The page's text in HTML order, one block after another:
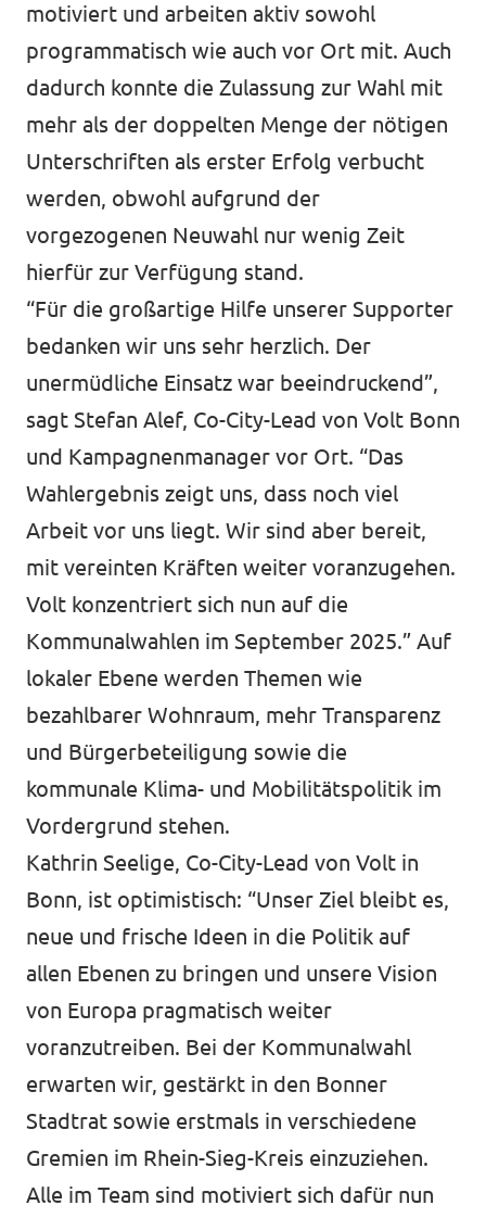
motiviert und arbeiten aktiv sowohl
programmatisch wie auch vor Ort mit. Auch
dadurch konnte die Zulassung zur Wahl mit
mehr als der doppelten Menge der nötigen
Unterschriften als erster Erfolg verbucht
werden, obwohl aufgrund der
vorgezogenen Neuwahl nur wenig Zeit
hierfür zur Verfügung stand.
“Für die großartige Hilfe unserer Supporter
bedanken wir uns sehr herzlich. Der
unermüdliche Einsatz war beeindruckend”,
sagt Stefan Alef, Co-City-Lead von Volt Bonn
und Kampagnenmanager vor Ort. “Das
Wahlergebnis zeigt uns, dass noch viel
Arbeit vor uns liegt. Wir sind aber bereit,
mit vereinten Kräften weiter voranzugehen.
Volt konzentriert sich nun auf die
Kommunalwahlen im September 2025.” Auf
lokaler Ebene werden Themen wie
bezahlbarer Wohnraum, mehr Transparenz
und Bürgerbeteiligung sowie die
kommunale Klima- und Mobilitätspolitik im
Vordergrund stehen.
Kathrin Seelige, Co-City-Lead von Volt in
Bonn, ist optimistisch: “Unser Ziel bleibt es,
neue und frische Ideen in die Politik auf
allen Ebenen zu bringen und unsere Vision
von Europa pragmatisch weiter
voranzutreiben. Bei der Kommunalwahl
erwarten wir, gestärkt in den Bonner
Stadtrat sowie erstmals in verschiedene
Gremien im Rhein-Sieg-Kreis einzuziehen.
Alle im Team sind motiviert sich dafür nun